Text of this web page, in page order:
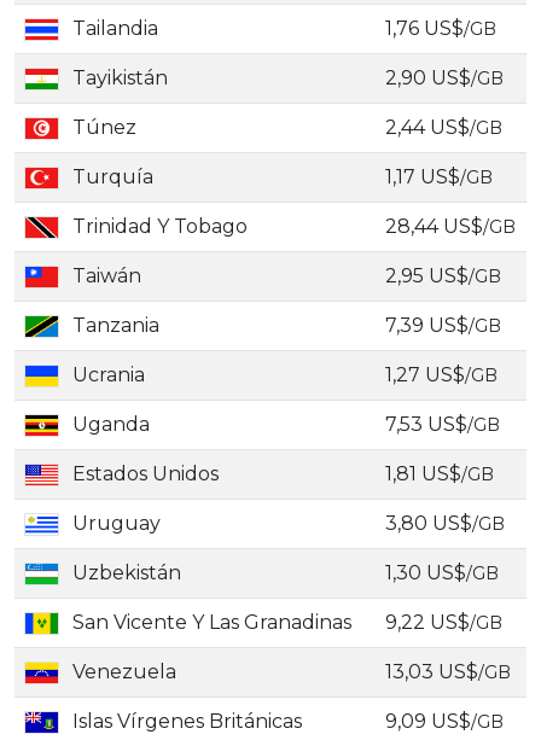
Tailandia 1,76 US$/GB
Tayikistán 2,90 US$/GB
Túnez 2,44 US$/GB
Turquía 1,17 US$/GB
Trinidad Y Tobago 28,44 US$/GB
Taiwán 2,95 US$/GB
Tanzania 7,39 US$/GB
Ucrania 1,27 US$/GB
Uganda 7,53 US$/GB
Estados Unidos 1,81 US$/GB
Uruguay 3,80 US$/GB
Uzbekistán 1,30 US$/GB
San Vicente Y Las Granadinas 9,22 US$/GB
Venezuela 13,03 US$/GB
Islas Vírgenes Británicas 9,09 US$/GB